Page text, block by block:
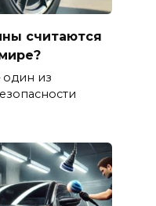
считаются
из